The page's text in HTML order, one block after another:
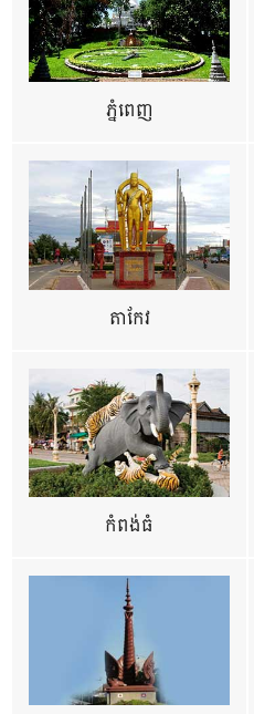
ភ្នំពេញ
តាកែវ
កំពង់ធំ